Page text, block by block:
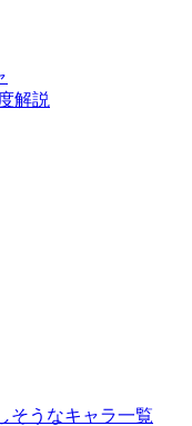
解説
そうなキャラ一覧